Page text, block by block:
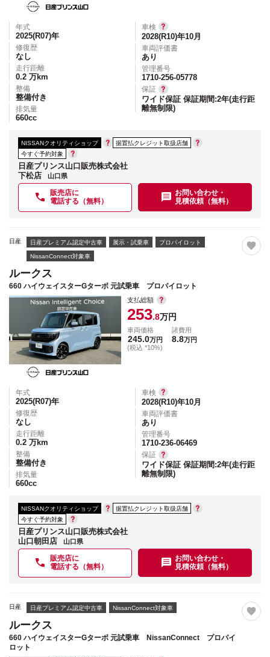
年式
2025(R07)年
修復歴
なし
走行距離
0.2 万km
整備
整備付き
排気量
660cc
車検
2028(R10)年10月
車両評価書
あり
管理番号
1710-256-05778
保証
ワイド保証 保証期間:2年(走行距
離無制限)
NISSANクオリティショップ
据置払クレジット取扱店舗
今すぐ予約対象
日産プリンス山口販売株式会社
下松店
山口県
販売店に
電話する（無料）
お問い合わせ・
見積依頼（無料）
日産 日産プレミアム認定中古車 展示・試乗車 プロパイロット
NissanConnect対象車
ルークス
660 ハイウェイスターGターボ 元試乗車 プロパイロット
支払総額
253.8万円
車両価格
245.0万円
(税込 *10%)
諸費用
8.8万円
年式
2025(R07)年
修復歴
なし
走行距離
0.2 万km
整備
整備付き
排気量
660cc
車検
2028(R10)年10月
車両評価書
あり
管理番号
1710-236-06469
保証
ワイド保証 保証期間:2年(走行距
離無制限)
NISSANクオリティショップ
据置払クレジット取扱店舗
今すぐ予約対象
日産プリンス山口販売株式会社
山口朝田店
山口県
販売店に
電話する（無料）
お問い合わせ・
見積依頼（無料）
日産 日産プレミアム認定中古車 NissanConnect対象車
ルークス
660 ハイウェイスターGターボ 元試乗車 NissanConnect プロパイ
ロット